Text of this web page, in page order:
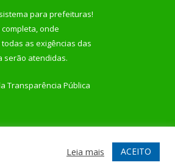
sistema para prefeituras!
completa, onde
as exigências das
serão atendidas.
Transparência Pública
Acessar Webmail
Leia mais ACEITO